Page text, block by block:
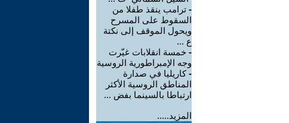
- ترامب ينقذ طفلا من
السقوط على المسرح
ويحول الموقف إلى نكتة
ع ...
- خمسة انقلابات غيّرت
وجه الإمبراطورية الروسية
-كاريليا في صدارة
المناطق الروسية الأكثر
ارتباطا بالسينما بفض ...
المزيد.....